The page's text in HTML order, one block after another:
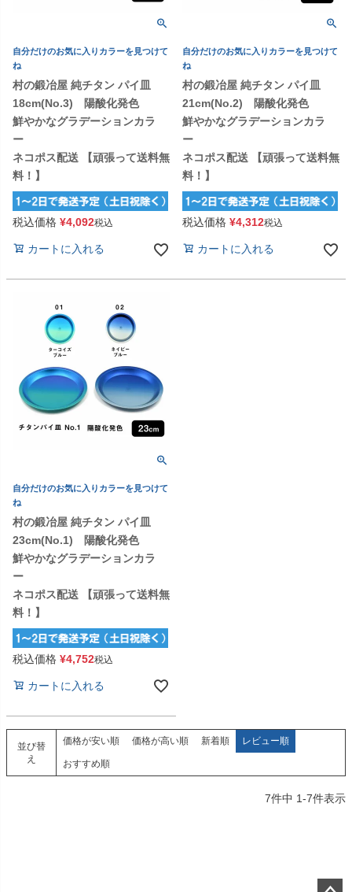
自分だけのお気に入りカラーを見つけて
ね
村の鍛冶屋 純チタン パイ皿
18cm(No.3) 陽酸化発色
鮮やかなグラデーションカラ
ー
ネコポス配送 【頑張って送料無
料！】
税込価格 ¥4,092税込
カートに入れる
自分だけのお気に入りカラーを見つけて
ね
村の鍛冶屋 純チタン パイ皿
21cm(No.2) 陽酸化発色
鮮やかなグラデーションカラ
ー
ネコポス配送 【頑張って送料無
料！】
税込価格 ¥4,312税込
カートに入れる
自分だけのお気に入りカラーを見つけて
ね
村の鍛冶屋 純チタン パイ皿
23cm(No.1) 陽酸化発色
鮮やかなグラデーションカラ
ー
ネコポス配送 【頑張って送料無
料！】
税込価格 ¥4,752税込
カートに入れる
並び替
え
価格が安い順 価格が高い順 新着順 レビュー順
おすすめ順
7件中 1-7件表示